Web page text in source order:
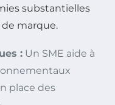
substantielles
marque.
: Un SME aide à
place des